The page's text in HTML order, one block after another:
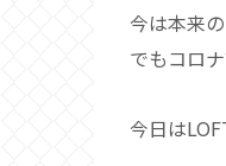
今は本来
でもコロ
今日は